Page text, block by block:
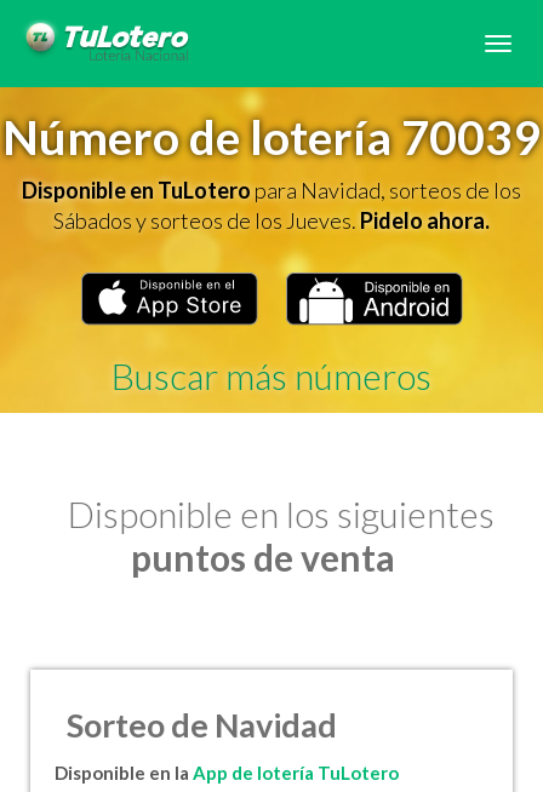
Número de lotería 70039
Disponible en TuLoteropara Navidad, sorteos de los
Sábados y sorteos de los Jueves.Pidelo ahora.
Buscar más números
Disponible en los siguientes
puntos de venta
Sorteo de Navidad
Disponible en la App de lotería TuLotero